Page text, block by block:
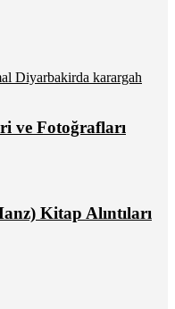
ve Fotoğrafları
Kitap Alıntıları